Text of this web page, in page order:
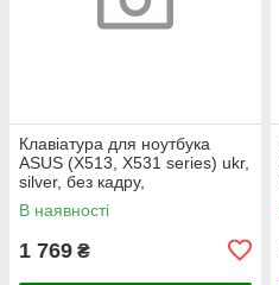
Клавіатура для ноутбука
ASUS (X513, X531 series) ukr,
silver, без кадру,
підсвічування клавіш
В наявності
1 769 ₴